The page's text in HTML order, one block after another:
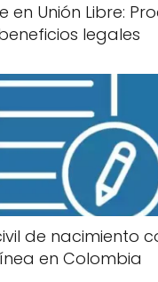
en Unión Libre:
legales
de nacimiento
en Colombia